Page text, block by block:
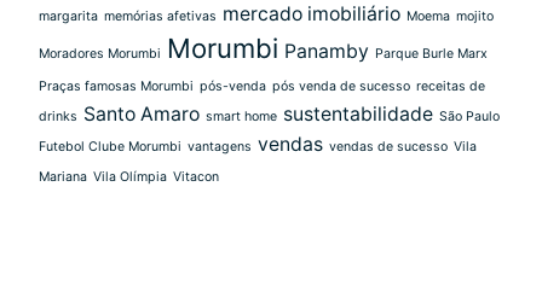
margarita memórias afetivas mercado imobiliário Moema mojito
Moradores Morumbi Morumbi Panamby Parque Burle Marx
Praças famosas Morumbi pós-venda pós venda de sucesso receitas de
drinks Santo Amaro smart home sustentabilidade São Paulo
Futebol Clube Morumbi vantagens vendas vendas de sucesso Vila
Mariana Vila Olímpia Vitacon